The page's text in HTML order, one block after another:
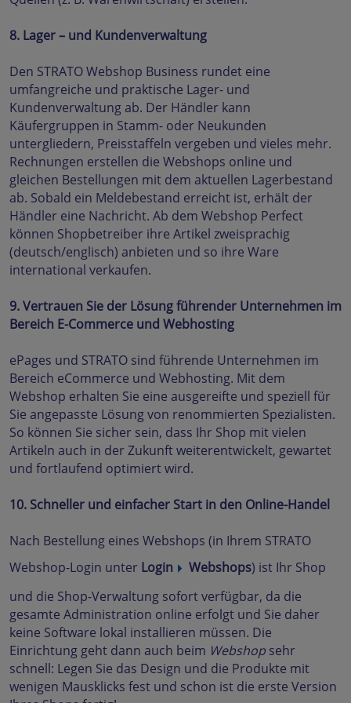
8. Lager – und Kundenverwaltung
Den STRATO Webshop Business rundet eine
umfangreiche und praktische Lager- und
Kundenverwaltung ab. Der Händler kann
Käufergruppen in Stamm- oder Neukunden
untergliedern, Preisstaffeln vergeben und vieles mehr.
Rechnungen erstellen die Webshops online und
gleichen Bestellungen mit dem aktuellen Lagerbestand
ab. Sobald ein Meldebestand erreicht ist, erhält der
Händler eine Nachricht. Ab dem Webshop Perfect
können Shopbetreiber ihre Artikel zweisprachig
(deutsch/englisch) anbieten und so ihre Ware
international verkaufen.
9. Vertrauen Sie der Lösung führender Unternehmen im
Bereich E-Commerce und Webhosting
ePages und STRATO sind führende Unternehmen im
Bereich eCommerce und Webhosting. Mit dem
Webshop erhalten Sie eine ausgereifte und speziell für
Sie angepasste Lösung von renommierten Spezialisten.
So können Sie sicher sein, dass Ihr Shop mit vielen
Artikeln auch in der Zukunft weiterentwickelt, gewartet
und fortlaufend optimiert wird.
10. Schneller und einfacher Start in den Online-Handel
Nach Bestellung eines Webshops (in Ihrem STRATO
Webshop-Login unter Login Webshops) ist Ihr Shop
und die Shop-Verwaltung sofort verfügbar, da die
gesamte Administration online erfolgt und Sie daher
keine Software lokal installieren müssen. Die
Einrichtung geht dann auch beim Webshop sehr
schnell: Legen Sie das Design und die Produkte mit
wenigen Mausklicks fest und schon ist die erste Version